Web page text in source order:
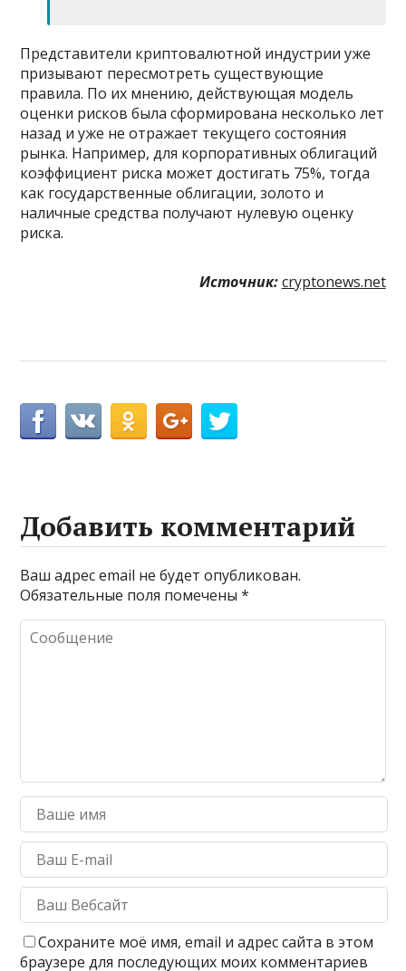
Представители криптовалютной индустрии уже
призывают пересмотреть существующие
правила. По их мнению, действующая модель
оценки рисков была сформирована несколько лет
назад и уже не отражает текущего состояния
рынка. Например, для корпоративных облигаций
коэффициент риска может достигать 75%, тогда
как государственные облигации, золото и
наличные средства получают нулевую оценку
риска.
Источник: cryptonews.net
Добавить комментарий
Ваш адрес email не будет опубликован.
Обязательные поля помечены*
Сохраните моё имя, email и адрес сайта в этом
браузере для последующих моих комментариев